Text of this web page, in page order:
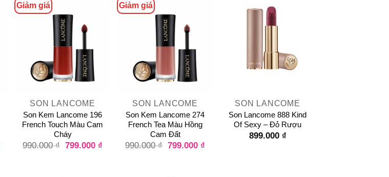
Giảm giá
SON LANCOME
Son Kem Lancome 196
French Touch Màu Cam
Cháy
990.000₫ 799.000 ₫
Giảm giá
SON LANCOME
Son Kem Lancome 274
French Tea Màu Hồng
Cam Đất
990.000₫ 799.000 ₫
SON LANCOME
Son Lancome 888 Kind
Of Sexy – Đỏ Rượu
899.000 ₫